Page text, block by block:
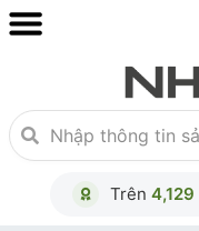
Trên 4,129